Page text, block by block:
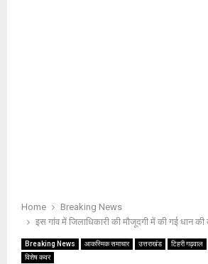
Home
Breaking News
इस गांव में जिलाधिकारी की मौजूदगी में की गई धान
Breaking News आकस्मिक समाचार उत्तराखंड टिहरी गढ़वाल
विशेष कवर